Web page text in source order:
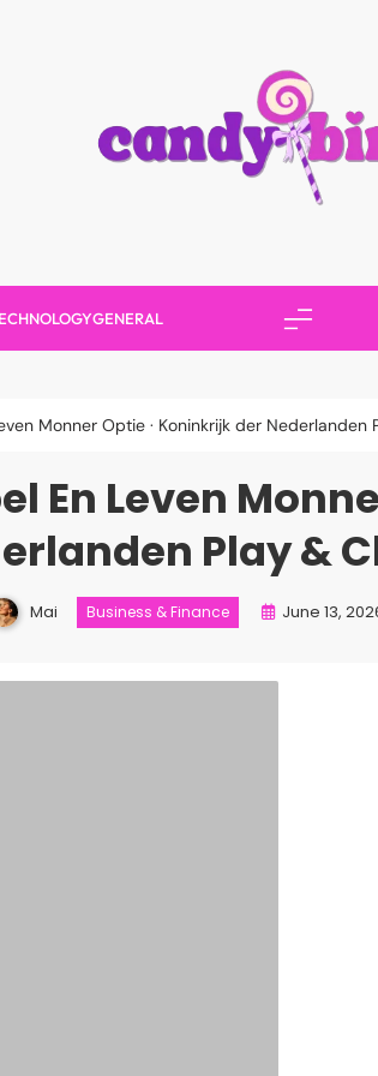
GENERAL
Monner Optie · Koninkrijk der Nederlanden
En Leven
Play &
Mai Business & Finance June 13,